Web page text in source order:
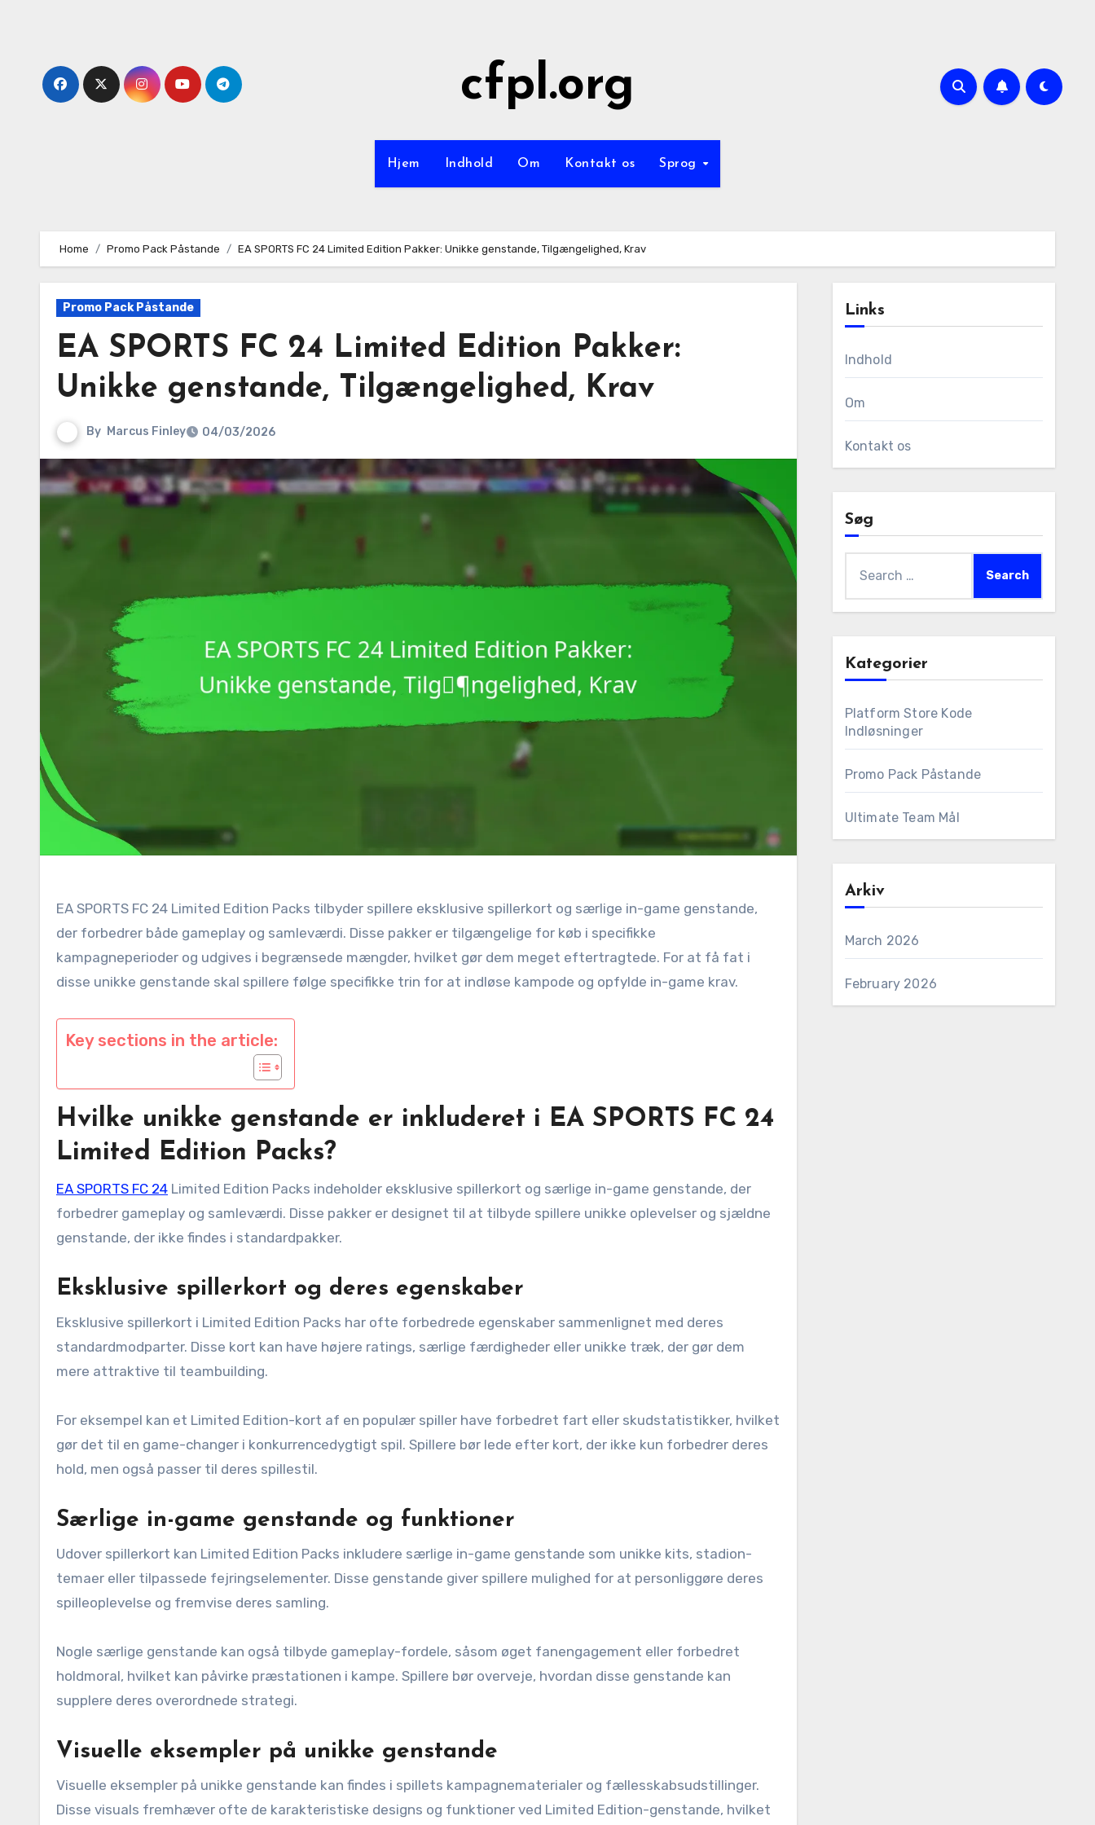
cfpl.org
Hjem Indhold Om Kontakt os Sprog
Home Promo Pack Påstande EA SPORTS FC 24 Limited Edition Pakker: Unikke genstande, Tilgængelighed, Krav
Promo Pack Påstande
EA SPORTS FC 24 Limited Edition Pakker:
Unikke genstande, Tilgængelighed, Krav
By Marcus Finley 04/03/2026
EA SPORTS FC 24 Limited Edition Packs tilbyder spillere eksklusive spillerkort og særlige in-game genstande,
der forbedrer både gameplay og samleværdi. Disse pakker er tilgængelige for køb i specifikke
kampagneperioder og udgives i begrænsede mængder, hvilket gør dem meget eftertragtede. For at få fat i
disse unikke genstande skal spillere følge specifikke trin for at indløse kampode og opfylde in-game krav.
Key sections in the article:
Hvilke unikke genstande er inkluderet i EA SPORTS FC 24
Limited Edition Packs?
EA SPORTS FC 24 Limited Edition Packs indeholder eksklusive spillerkort og særlige in-game genstande, der
forbedrer gameplay og samleværdi. Disse pakker er designet til at tilbyde spillere unikke oplevelser og sjældne
genstande, der ikke findes i standardpakker.
Eksklusive spillerkort og deres egenskaber
Eksklusive spillerkort i Limited Edition Packs har ofte forbedrede egenskaber sammenlignet med deres
standardmodparter. Disse kort kan have højere ratings, særlige færdigheder eller unikke træk, der gør dem
mere attraktive til teambuilding.
For eksempel kan et Limited Edition-kort af en populær spiller have forbedret fart eller skudstatistikker, hvilket
gør det til en game-changer i konkurrencedygtigt spil. Spillere bør lede efter kort, der ikke kun forbedrer deres
hold, men også passer til deres spillestil.
Særlige in-game genstande og funktioner
Udover spillerkort kan Limited Edition Packs inkludere særlige in-game genstande som unikke kits, stadion-
temaer eller tilpassede fejringselementer. Disse genstande giver spillere mulighed for at personliggøre deres
spilleoplevelse og fremvise deres samling.
Nogle særlige genstande kan også tilbyde gameplay-fordele, såsom øget fanengagement eller forbedret
holdmoral, hvilket kan påvirke præstationen i kampe. Spillere bør overveje, hvordan disse genstande kan
supplere deres overordnede strategi.
Visuelle eksempler på unikke genstande
Visuelle eksempler på unikke genstande kan findes i spillets kampagnematerialer og fællesskabsudstillinger.
Disse visuals fremhæver ofte de karakteristiske designs og funktioner ved Limited Edition-genstande, hvilket
Links
Indhold
Om
Kontakt os
Søg
for:
Kategorier
Platform Store Kode
Indløsninger
Promo Pack Påstande
Ultimate Team Mål
Arkiv
March 2026
February 2026